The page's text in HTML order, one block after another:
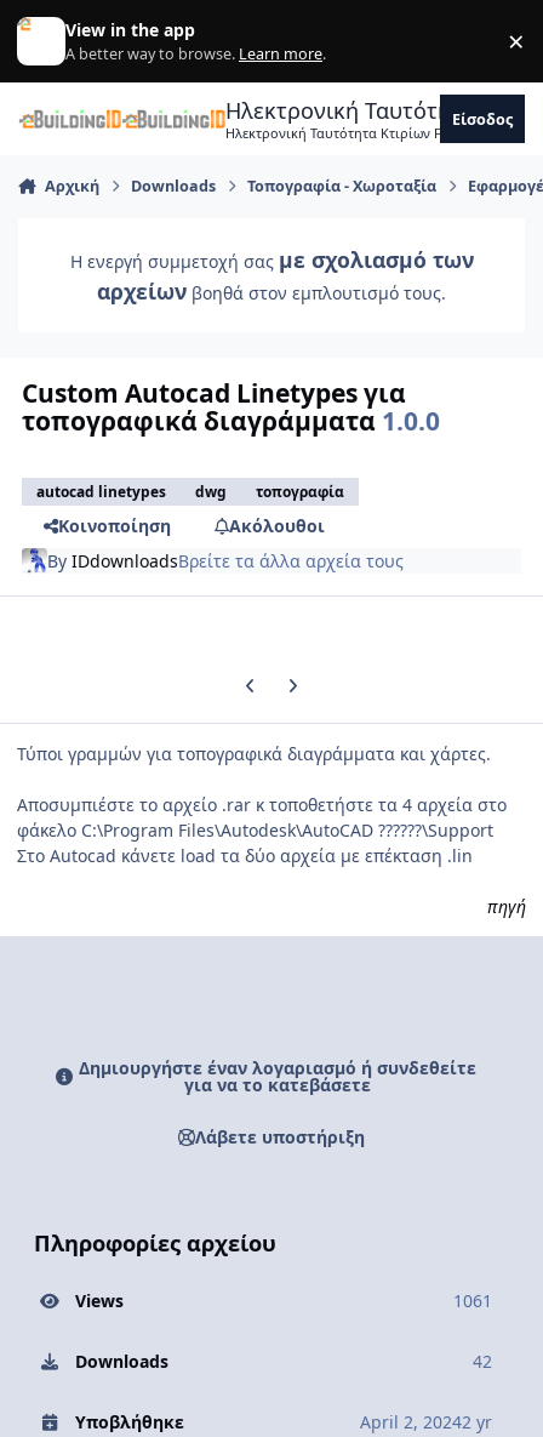
Skip to content
View in the app
A better way to browse. Learn more. ×
Ηλεκτρονική Ταυτότητα
Ηλεκτρονική Ταυτότητα Κτιρίων Forum
Είσοδος
Αρχική Downloads Τοπογραφία - Χωροταξία
Η ενεργή συμμετοχή σας με σχολιασμό των
αρχείων βοηθά στον εμπλουτισμό τους.
Custom Autocad Linetypes για
τοπογραφικά διαγράμματα 1.0.0
autocad linetypes dwg τοπογραφία
Κοινοποίηση
Ακόλουθοι
ByIDdownloadsΒρείτε τα άλλα αρχεία τους
Previous carousel slide
Next carousel slide
Τύποι γραμμών για τοπογραφικά διαγράμματα και χάρτες.
Αποσυμπιέστε το αρχείο .rar κ τοποθετήστε τα 4 αρχεία στο
φάκελο C:\Program Files\Autodesk\AutoCAD ??????\Support
Στο Autocad κάνετε load τα δύο αρχεία με επέκταση .lin
πηγή
Δημιουργήστε έναν λογαριασμό ή συνδεθείτε
για να το κατεβάσετε
Λάβετε υποστήριξη
Πληροφορίες αρχείου
Views 1061
Downloads 42
Υποβλήθηκε April 2, 20242 yr